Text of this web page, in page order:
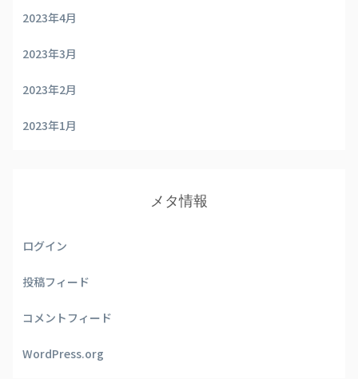
2023年4月
2023年3月
2023年2月
2023年1月
メタ情報
ログイン
投稿フィード
コメントフィード
WordPress.org